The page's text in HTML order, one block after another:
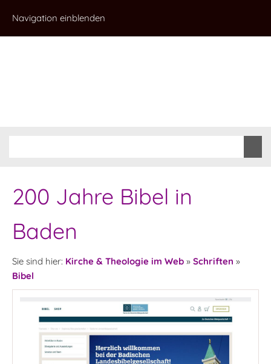
Navigation einblenden
200 Jahre Bibel in
Baden
Sie sind hier: Kirche & Theologie im Web » Schriften »
Bibel